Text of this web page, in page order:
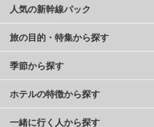
人気の新幹線パック
旅の目的・特集から探す
季節から探す
ホテルの特徴から探す
一緒に行く人から探す